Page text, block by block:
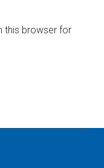
this browser for